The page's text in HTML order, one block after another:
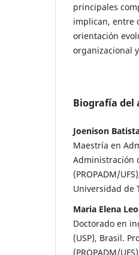
principales
implican, entre
orientación
organizacional
Biografía del
Joenison
Maestría en
Administración
(PROPADM/
Universidad de
Maria Elena
Doctorado en
(USP), Brasil.
(PROPADM/